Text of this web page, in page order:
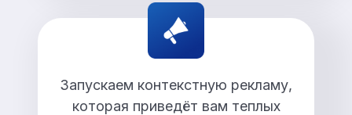
Запускаем контекстную рекламу,
которая приведёт вам теплых